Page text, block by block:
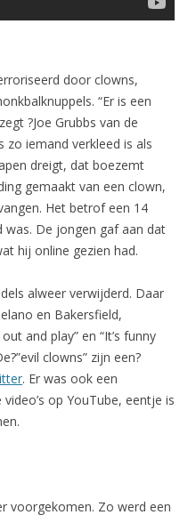
door clowns,
“Er is een
?Joe Grubbs van de
zo iemand verkleed is als
dreigt, dat boezemt
gemaakt van een clown,
Het betrof een 14
was. De jongen gaf aan dat
hij online gezien had.
alweer verwijderd. Daar
en Bakersfield,
and play” en “It’s funny
clowns” zijn een?
. Er was ook een
video’s op YouTube, eentje is
voorgekomen. Zo werd een